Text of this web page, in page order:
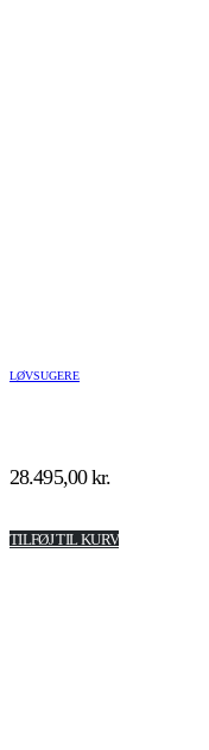
LØVSUGERE
28.495,00kr.
TILFØJ TIL KURV